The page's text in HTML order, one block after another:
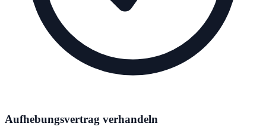
Aufhebungsvertrag verhandeln